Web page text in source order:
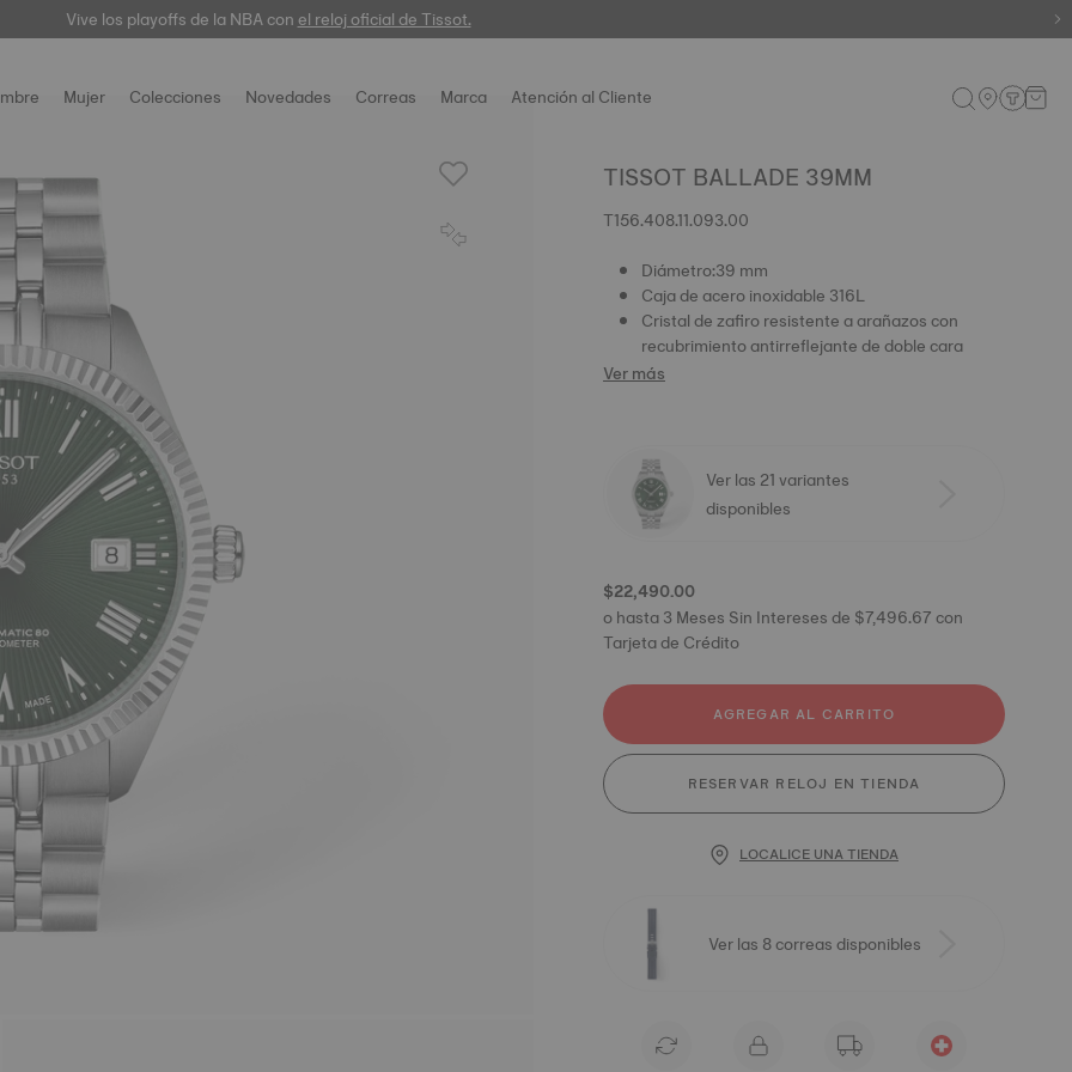
tu nuevo reloj Tissot con Envío Gratis! y aprovecha hasta 6 MSI
Vive los playoffs de la NBA conel reloj oficial de Tissot.
Mujer Colecciones Novedades Correas Marca Atención al Cliente
TISSOT BALLADE 39MM
T156.408.11.093.00
Diámetro:39 mm
Caja de acero inoxidable 316L
Cristal de zafiro resistente a arañazos con
recubrimiento antirreflejante de doble cara
Ver más
Ver las 21 variantes
disponibles
$22,490.00
o hasta 3 Meses Sin Intereses de $7,496.67 con
Tarjeta de Crédito
AGREGAR AL CARRITO
RESERVAR RELOJ EN TIENDA
LOCALICE UNA TIENDA
Ver las 8 correas disponibles